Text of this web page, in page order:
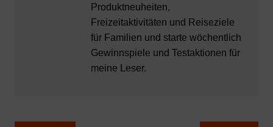
Produktneuheiten,
Freizeitaktivitäten und Reiseziele
für Familien und starte wöchentlich
Gewinnspiele und Testaktionen für
meine Leser.